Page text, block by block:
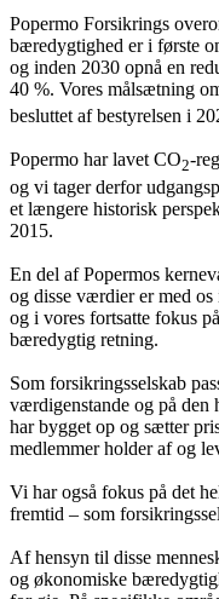
Popermo Forsikrings
bæredygtighed er i første
og inden 2030 opnå en
40 %. Vores målsætning
besluttet af bestyrelsen i
Popermo har lavet CO2-
og vi tager derfor
et længere historisk
2015.
En del af Popermos
og disse værdier er med
og i vores fortsatte fokus
bæredygtig retning.
Som forsikringsselskab
værdigenstande og på den
har bygget op og sætter
medlemmer holder af og
Vi har også fokus på det
fremtid – som
Af hensyn til disse
og økonomiske